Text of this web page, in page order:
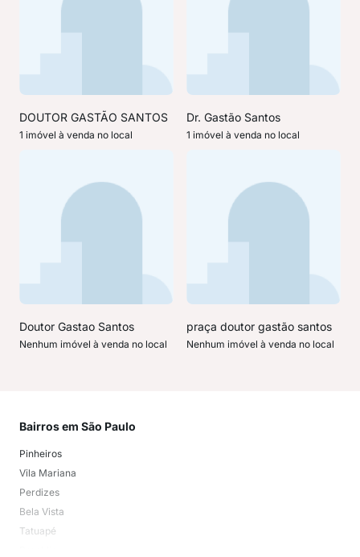
DOUTOR GASTÃO SANTOS
1 imóvel à venda no local
Dr. Gastão Santos
1 imóvel à venda no local
Doutor Gastao Santos
Nenhum imóvel à venda no local
praça doutor gastão santos
Nenhum imóvel à venda no local
Bairros em São Paulo
Pinheiros
Vila Mariana
Perdizes
Bela Vista
Tatuapé